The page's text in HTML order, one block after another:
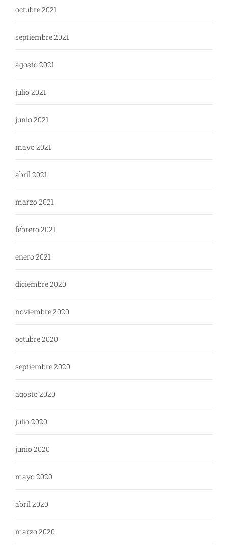
octubre 2021
septiembre 2021
agosto 2021
julio 2021
junio 2021
mayo 2021
abril 2021
marzo 2021
febrero 2021
enero 2021
diciembre 2020
noviembre 2020
octubre 2020
septiembre 2020
agosto 2020
julio 2020
junio 2020
mayo 2020
abril 2020
marzo 2020